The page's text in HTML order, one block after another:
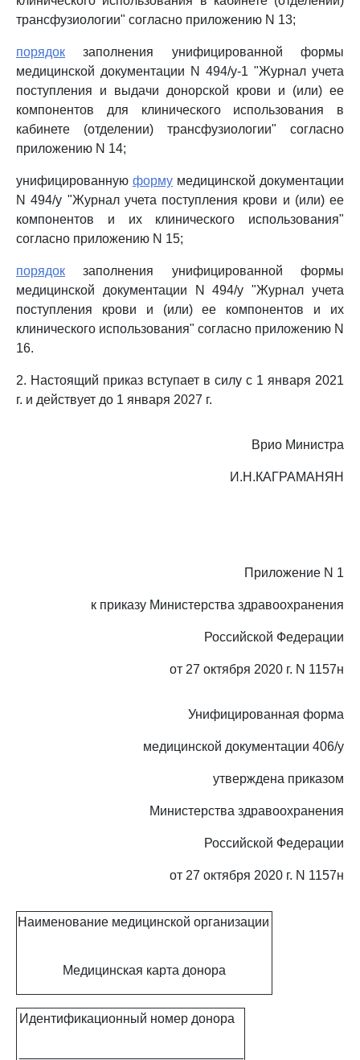
трансфузиологии" согласно приложению N 13;
порядок заполнения унифицированной формы
медицинской документации N 494/у-1 "Журнал учета
поступления и выдачи донорской крови и (или) ее
компонентов для клинического использования в
кабинете (отделении) трансфузиологии" согласно
приложению N 14;
унифицированную форму медицинской документации
N 494/у "Журнал учета поступления крови и (или) ее
компонентов и их клинического использования"
согласно приложению N 15;
порядок заполнения унифицированной формы
медицинской документации N 494/у "Журнал учета
поступления крови и (или) ее компонентов и их
клинического использования" согласно приложению N
16.
2. Настоящий приказ вступает в силу с 1 января 2021
г. и действует до 1 января 2027 г.
Врио Министра
И.Н.КАГРАМАНЯН
Приложение N 1
к приказу Министерства здравоохранения
Российской Федерации
от 27 октября 2020 г. N 1157н
Унифицированная форма
медицинской документации 406/у
утверждена приказом
Министерства здравоохранения
Российской Федерации
от 27 октября 2020 г. N 1157н
Наименование медицинской организации
Медицинская карта донора
Идентификационный номер донора